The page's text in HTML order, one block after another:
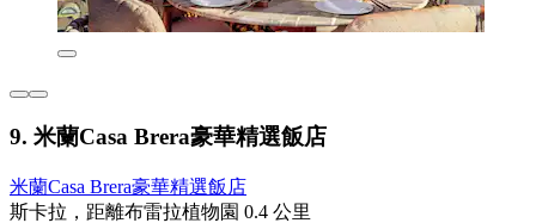
9. 米蘭Casa Brera豪華精選飯店
米蘭Casa Brera豪華精選飯店
斯卡拉，距離布雷拉植物園 0.4 公里